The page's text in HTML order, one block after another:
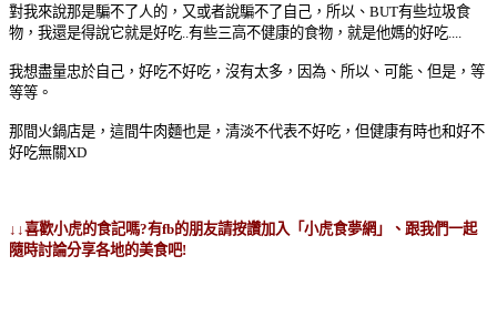
對我來說那是騙不了人的，又或者說騙不了自己，所以、BUT有些垃圾食
物，我還是得說它就是好吃..有些三高不健康的食物，就是他媽的好吃....
我想盡量忠於自己，好吃不好吃，沒有太多，因為、所以、可能、但是，等
等等。
那間火鍋店是，這間牛肉麵也是，清淡不代表不好吃，但健康有時也和好不
好吃無關XD
↓↓喜歡小虎的食記嗎?有fb的朋友請按讚加入「小虎食夢網」、跟我們一起
隨時討論分享各地的美食吧!